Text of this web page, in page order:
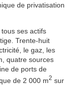
de privatisation
ses actifs
Trente-huit
le gaz, les
quatre sources
de ports de
de 2 000 m2 sur